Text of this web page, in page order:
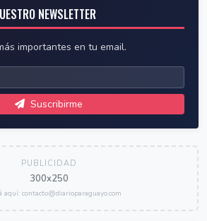
NEWSLETTER
importantes en tu email.
Suscribirme
PUBLICIDAD
300x250
aquí: contacto@diarioparaguayo.com